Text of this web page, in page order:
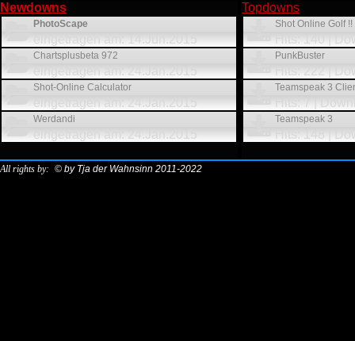
Newdowns
PhotoScape
eingetragen am: 14.Jun.2015
Chartsplusbeta 972
eingetragen am: 24.Jan.2015
Shot-Online Calculator
eingetragen am: 24.Jan.2015
Werdandi
eingetragen am: 24.Jan.2015
Topdowns
Shot Online Golf !!
Hits: 140 |
PunkBuster
Hits: 222 |
Teamspeak 3
Hits: 7 |
Teamspeak 3
Hits: 148 |
All rights by: © by Tja der Wahnsinn 2011-2022